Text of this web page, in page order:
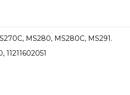
MS280, MS280C, MS291.
11211602051